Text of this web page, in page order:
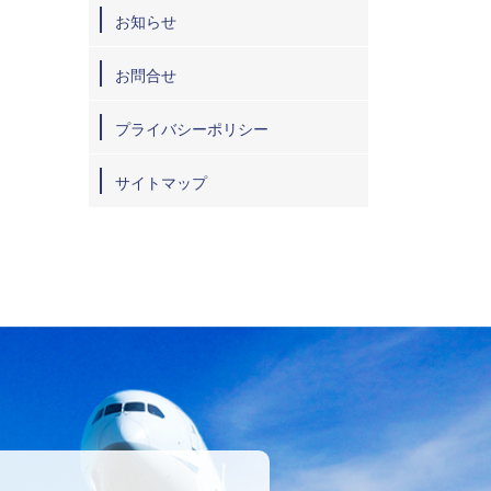
お知らせ
お問合せ
プライバシーポリシー
サイトマップ